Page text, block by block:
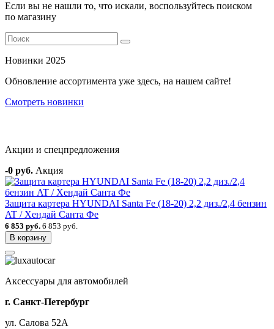
Если вы не нашли то, что искали, воспользуйтесь поиском
по магазину
Новинки 2025
Обновление ассортимента уже здесь, на нашем сайте!
Смотреть новинки
Акции и спецпредложения
-0 руб. Акция
Защита картера HYUNDAI Santa Fe (18-20) 2,2 диз./2,4 бензин
AT / Хендай Санта Фе
6 853 руб. 6 853 руб.
В корзину
Аксессуары для автомобилей
г. Санкт-Петербург
ул. Салова 52А